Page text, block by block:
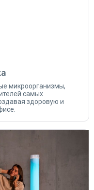
микроорганизмы,
самых
здоровую и